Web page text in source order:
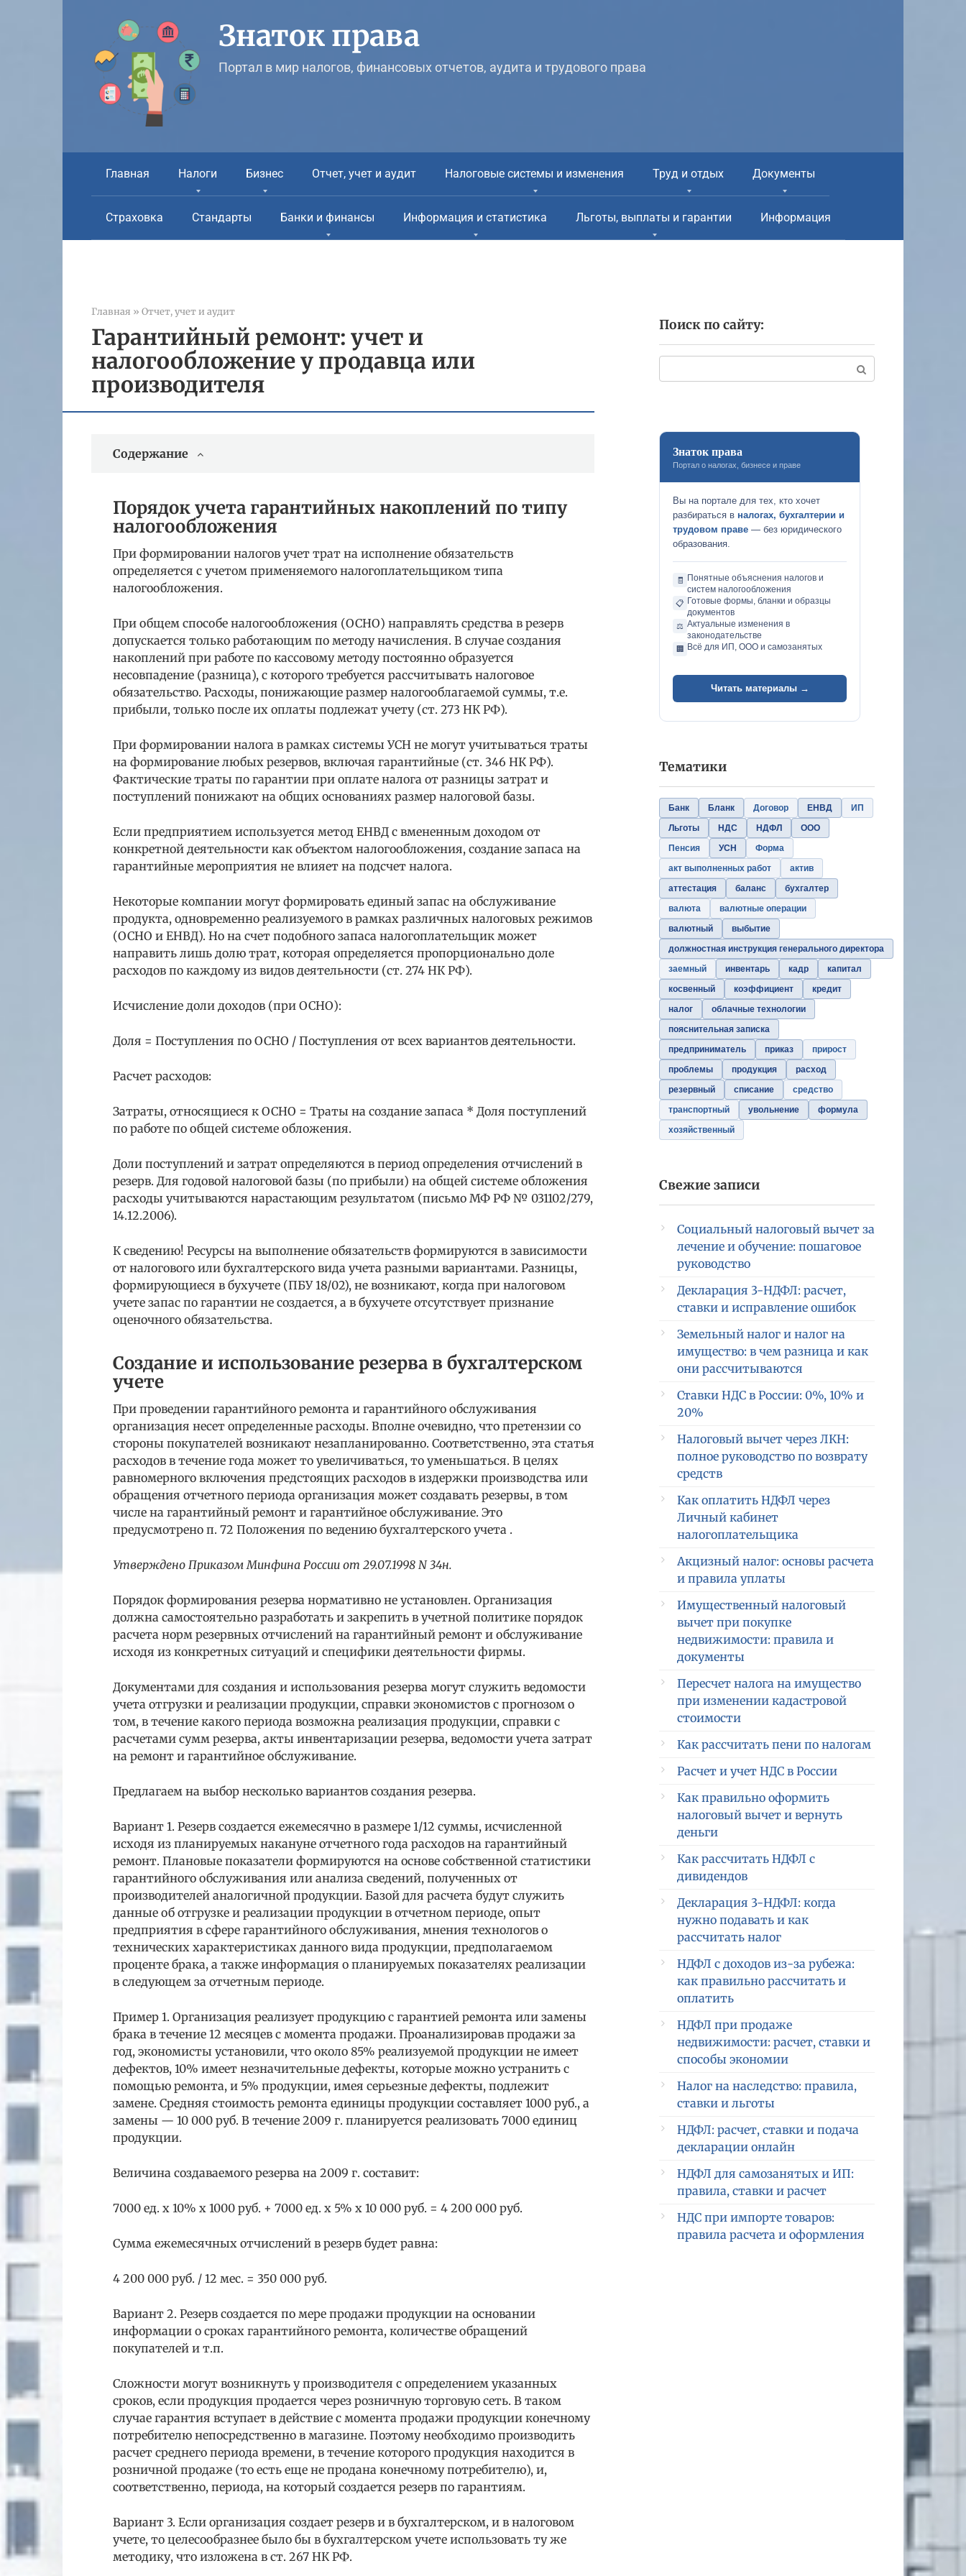
Знаток права
Портал в мир налогов, финансовых отчетов, аудита и трудового права
Главная Налоги Бизнес Отчет, учет и аудит Налоговые системы и изменения Труд и отдых Документы
Страховка Стандарты Банки и финансы Информация и статистика Льготы, выплаты и гарантии Информация
Главная » Отчет, учет и аудит
Гарантийный ремонт: учет и
налогообложение у продавца или
производителя
Содержание
Порядок учета гарантийных накоплений по типу
налогообложения
При формировании налогов учет трат на исполнение обязательств
определяется с учетом применяемого налогоплательщиком типа
налогообложения.
При общем способе налогообложения (ОСНО) направлять средства в резерв
допускается только работающим по методу начисления. В случае создания
накоплений при работе по кассовому методу постоянно образуется
несовпадение (разница), с которого требуется рассчитывать налоговое
обязательство. Расходы, понижающие размер налогооблагаемой суммы, т.е.
прибыли, только после их оплаты подлежат учету (ст. 273 НК РФ).
При формировании налога в рамках системы УСН не могут учитываться траты
на формирование любых резервов, включая гарантийные (ст. 346 НК РФ).
Фактические траты по гарантии при оплате налога от разницы затрат и
поступлений понижают на общих основаниях размер налоговой базы.
Если предприятием используется метод ЕНВД с вмененным доходом от
конкретной деятельности как объектом налогообложения, создание запаса на
гарантийные мероприятия не влияет на подсчет налога.
Некоторые компании могут формировать единый запас на обслуживание
продукта, одновременно реализуемого в рамках различных налоговых режимов
(ОСНО и ЕНВД). Но на счет подобного запаса налогоплательщик может
направить лишь долю трат, которая определяется пропорционально доле
расходов по каждому из видов деятельности (ст. 274 НК РФ).
Исчисление доли доходов (при ОСНО):
Доля = Поступления по ОСНО / Поступления от всех вариантов деятельности.
Расчет расходов:
Затраты, относящиеся к ОСНО = Траты на создание запаса * Доля поступлений
по работе по общей системе обложения.
Доли поступлений и затрат определяются в период определения отчислений в
резерв. Для годовой налоговой базы (по прибыли) на общей системе обложения
расходы учитываются нарастающим результатом (письмо МФ РФ № 031102/279,
14.12.2006).
К сведению! Ресурсы на выполнение обязательств формируются в зависимости
от налогового или бухгалтерского вида учета разными вариантами. Разницы,
формирующиеся в бухучете (ПБУ 18/02), не возникают, когда при налоговом
учете запас по гарантии не создается, а в бухучете отсутствует признание
оценочного обязательства.
Создание и использование резерва в бухгалтерском
учете
При проведении гарантийного ремонта и гарантийного обслуживания
организация несет определенные расходы. Вполне очевидно, что претензии со
стороны покупателей возникают незапланированно. Соответственно, эта статья
расходов в течение года может то увеличиваться, то уменьшаться. В целях
равномерного включения предстоящих расходов в издержки производства или
обращения отчетного периода организация может создавать резервы, в том
числе на гарантийный ремонт и гарантийное обслуживание. Это
предусмотрено п. 72 Положения по ведению бухгалтерского учета .
Утверждено Приказом Минфина России от 29.07.1998 N 34н.
Порядок формирования резерва нормативно не установлен. Организация
должна самостоятельно разработать и закрепить в учетной политике порядок
расчета норм резервных отчислений на гарантийный ремонт и обслуживание
исходя из конкретных ситуаций и специфики деятельности фирмы.
Документами для создания и использования резерва могут служить ведомости
учета отгрузки и реализации продукции, справки экономистов с прогнозом о
том, в течение какого периода возможна реализация продукции, справки с
расчетами сумм резерва, акты инвентаризации резерва, ведомости учета затрат
на ремонт и гарантийное обслуживание.
Предлагаем на выбор несколько вариантов создания резерва.
Вариант 1. Резерв создается ежемесячно в размере 1/12 суммы, исчисленной
исходя из планируемых накануне отчетного года расходов на гарантийный
ремонт. Плановые показатели формируются на основе собственной статистики
гарантийного обслуживания или анализа сведений, полученных от
производителей аналогичной продукции. Базой для расчета будут служить
данные об отгрузке и реализации продукции в отчетном периоде, опыт
предприятия в сфере гарантийного обслуживания, мнения технологов о
технических характеристиках данного вида продукции, предполагаемом
проценте брака, а также информация о планируемых показателях реализации
в следующем за отчетным периоде.
Пример 1. Организация реализует продукцию с гарантией ремонта или замены
брака в течение 12 месяцев с момента продажи. Проанализировав продажи за
год, экономисты установили, что около 85% реализуемой продукции не имеет
дефектов, 10% имеет незначительные дефекты, которые можно устранить с
помощью ремонта, и 5% продукции, имея серьезные дефекты, подлежит
замене. Средняя стоимость ремонта единицы продукции составляет 1000 руб., а
замены — 10 000 руб. В течение 2009 г. планируется реализовать 7000 единиц
продукции.
Величина создаваемого резерва на 2009 г. составит:
7000 ед. x 10% x 1000 руб. + 7000 ед. x 5% x 10 000 руб. = 4 200 000 руб.
Сумма ежемесячных отчислений в резерв будет равна:
4 200 000 руб. / 12 мес. = 350 000 руб.
Вариант 2. Резерв создается по мере продажи продукции на основании
информации о сроках гарантийного ремонта, количестве обращений
покупателей и т.п.
Сложности могут возникнуть у производителя с определением указанных
сроков, если продукция продается через розничную торговую сеть. В таком
случае гарантия вступает в действие с момента продажи продукции конечному
потребителю непосредственно в магазине. Поэтому необходимо производить
расчет среднего периода времени, в течение которого продукция находится в
розничной продаже (то есть еще не продана конечному потребителю), и,
соответственно, периода, на который создается резерв по гарантиям.
Вариант 3. Если организация создает резерв и в бухгалтерском, и в налоговом
учете, то целесообразнее было бы в бухгалтерском учете использовать ту же
методику, что изложена в ст. 267 НК РФ.
Поиск по сайту:
Знаток права
Портал о налогах, бизнесе и праве
Вы на портале для тех, кто хочет
разбираться в налогах, бухгалтерии и
трудовом праве — без юридического
образования.
🧾
Понятные объяснения налогов и
систем налогообложения
📋 Готовые формы, бланки и образцы
документов
⚖️ Актуальные изменения в
законодательстве
🏢 Всё для ИП, ООО и самозанятых
Читать материалы →
Тематики
Банк Бланк Договор ЕНВД
ИП
Льготы
НДС НДФЛ
ООО
Пенсия
УСН
Форма
акт выполненных работ
актив
аттестация
баланс
бухгалтер
валюта
валютные операции
валютный
выбытие
должностная инструкция генерального директора
заемный
инвентарь кадр
капитал
косвенный
коэффициент
кредит
налог
облачные технологии
пояснительная записка
предприниматель
приказ
прирост
проблемы
продукция
расход
резервный
списание
средство
транспортный
увольнение
формула
хозяйственный
Свежие записи
Социальный налоговый вычет за
лечение и обучение: пошаговое
руководство
Декларация 3-НДФЛ: расчет,
ставки и исправление ошибок
Земельный налог и налог на
имущество: в чем разница и как
они рассчитываются
Ставки НДС в России: 0%, 10% и
20%
Налоговый вычет через ЛКН:
полное руководство по возврату
средств
Как оплатить НДФЛ через
Личный кабинет
налогоплательщика
Акцизный налог: основы расчета
и правила уплаты
Имущественный налоговый
вычет при покупке
недвижимости: правила и
документы
Пересчет налога на имущество
при изменении кадастровой
стоимости
Как рассчитать пени по налогам
Расчет и учет НДС в России
Как правильно оформить
налоговый вычет и вернуть
деньги
Как рассчитать НДФЛ с
дивидендов
Декларация 3-НДФЛ: когда
нужно подавать и как
рассчитать налог
НДФЛ с доходов из-за рубежа:
как правильно рассчитать и
оплатить
НДФЛ при продаже
недвижимости: расчет, ставки и
способы экономии
Налог на наследство: правила,
ставки и льготы
НДФЛ: расчет, ставки и подача
декларации онлайн
НДФЛ для самозанятых и ИП:
правила, ставки и расчет
НДС при импорте товаров:
правила расчета и оформления